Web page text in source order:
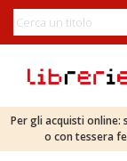
Per gli acquisti online:
o con tessera